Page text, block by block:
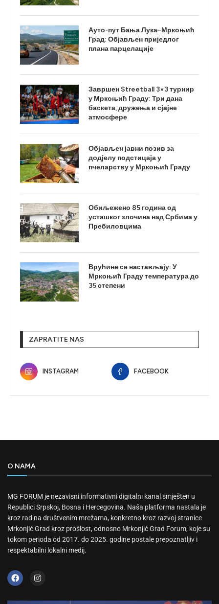
Ауто-пут Бања Лука–Мркоњић
Град: Објављен приједлог
плана парцелације
Завршен Streetball 3×3 турнир
у Мркоњић Граду: Три дана
баскета, дружења и сјајне
атмосфере
Објављен јавни позив за
додјелу подстицаја у
пчеларству у Мркоњић Граду
Обиљежено 85 година од
усташког злочина над Србима у
Пребиловцима
Врућине се настављају: У
Мркоњић Граду температура до
35 степени
ZAPRATITE NAS
INSTAGRAM FACEBOOK
O NAMA
MG FORUM je nezavisni informativni digitalni kanal smješten u
Republici Srpskoj, Bosna i Hercegovina. Naša platforma nastala je
kroz rad na društvenim mrežama, konkretno kroz razvoj stranice
Mrkonjić Grad kroz prošlost, odnosno Mrkonjić Grad Forum, koje su
tokom perioda od 2017. do 2025. godine postale prepoznatljiv i
respektabilni lokalni medij.